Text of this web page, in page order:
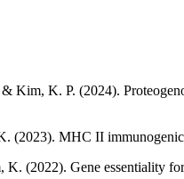
K. P. (2024).
MHC II
(2022). Gene essentiality